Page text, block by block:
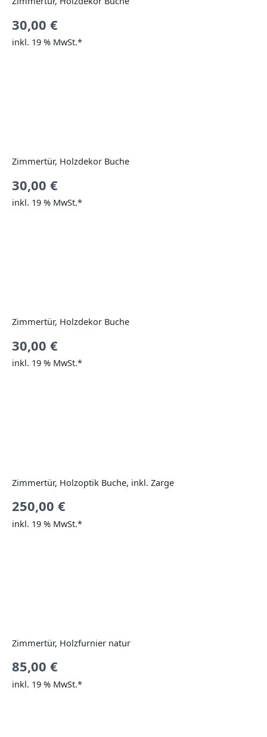
30,00 €
inkl. 19 % MwSt.*
Zimmertür, Holzdekor Buche
30,00 €
inkl. 19 % MwSt.*
Zimmertür, Holzdekor Buche
30,00 €
inkl. 19 % MwSt.*
Zimmertür, Holzoptik Buche, inkl. Zarge
250,00 €
inkl. 19 % MwSt.*
Zimmertür, Holzfurnier natur
85,00 €
inkl. 19 % MwSt.*